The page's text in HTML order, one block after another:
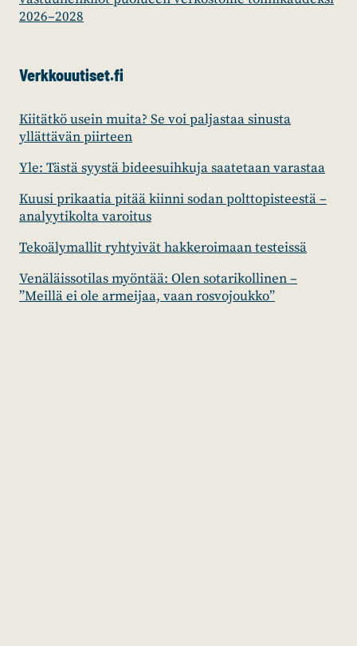
2026–2028
Verkkouutiset.fi
Kiitätkö usein muita? Se voi paljastaa sinusta
yllättävän piirteen
Yle: Tästä syystä bideesuihkuja saatetaan varastaa
Kuusi prikaatia pitää kiinni sodan polttopisteestä –
analyytikolta varoitus
Tekoälymallit ryhtyivät hakkeroimaan testeissä
Venäläissotilas myöntää: Olen sotarikollinen –
”Meillä ei ole armeijaa, vaan rosvojoukko”